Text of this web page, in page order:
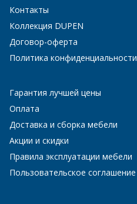
Контакты
Коллекция DUPEN
Договор-оферта
Политика конфиденциальности
Гарантия лучшей цены
Оплата
Доставка и сборка мебели
Акции и скидки
Правила эксплуатации мебели
Пользовательское соглашение